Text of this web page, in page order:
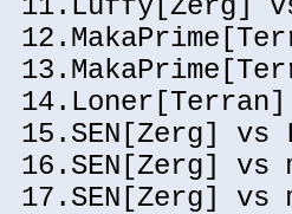
11.Luffy[Zerg]
15.SEN[Zerg] vs
16.SEN[Zerg] vs
17.SEN[Zerg] vs